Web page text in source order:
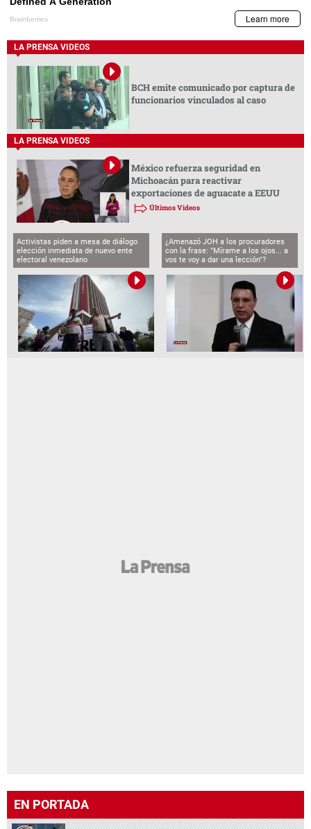
LA PRENSA VIDEOS
BCH emite comunicado por captura de
funcionarios vinculados al caso
LA PRENSA VIDEOS
México refuerza seguridad en
Michoacán para reactivar
exportaciones de aguacate a EEUU
Últimos Videos
Activistas piden a mesa de diálogo
elección inmediata de nuevo ente
electoral venezolano
¿Amenazó JOH a los procuradores
con la frase: "Mírame a los ojos... a
vos te voy a dar una lección"?
EN PORTADA